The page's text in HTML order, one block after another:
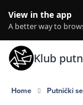
View in the app
A better way to
Klub
Home Putnički